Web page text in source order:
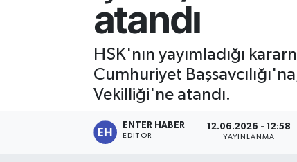
atandı
HSK'nın yayımladığı
Cumhuriyet
Vekilliği'ne atandı.
ENTER HABER
EDITÖR
12.06.2026 - 12:58
YAYINLANMA
KÜLTÜR SANAT
FRAGMANLAR